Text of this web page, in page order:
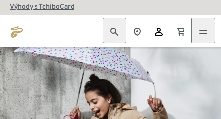
Výhody s TchiboCard